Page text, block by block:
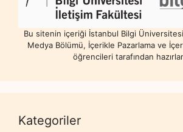
Bu sitenin içeriği İstanbul Bilgi
Medya Bölümü, İçerikle Pazarlama ve
öğrencileri tarafından
Kategoriler